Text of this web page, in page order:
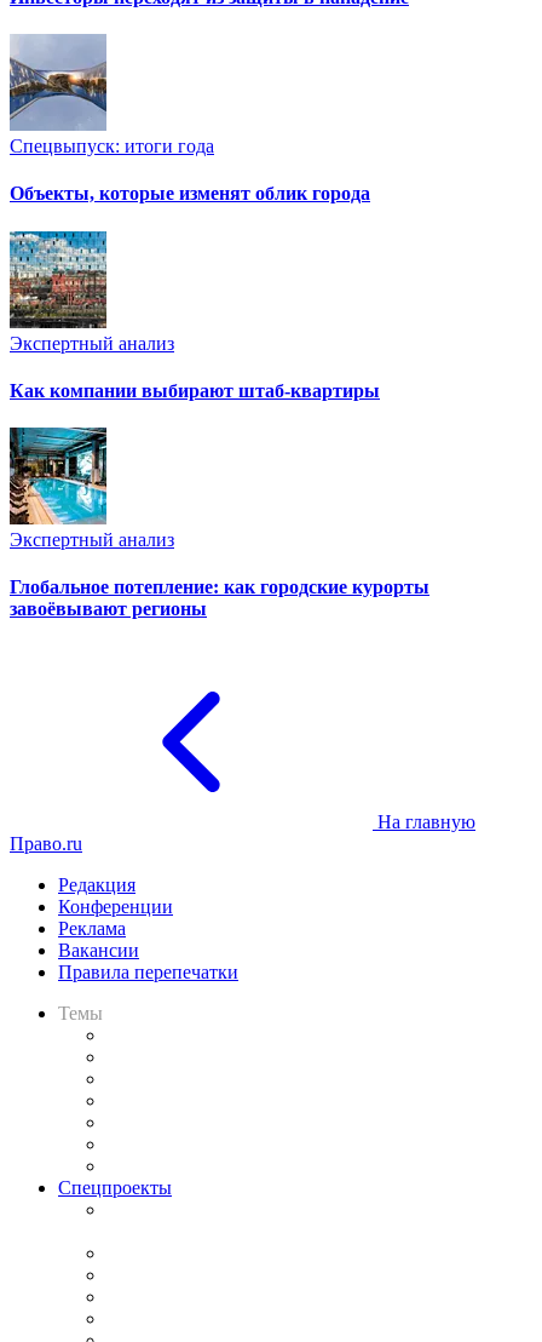
Спецвыпуск: итоги года
Объекты, которые изменят облик города
Экспертный анализ
Как компании выбирают штаб-квартиры
Экспертный анализ
Глобальное потепление: как городские курорты
завоёвывают регионы
На главную
Право.ru
Редакция
Конференции
Реклама
Вакансии
Правила перепечатки
Темы
Спецпроекты